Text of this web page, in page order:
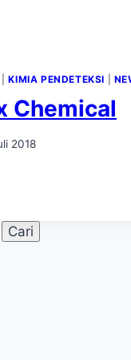
|KIMIA PENDETEKSI
Chemical
2018